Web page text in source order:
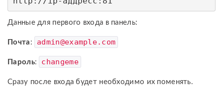
Данные для первого входа в панель:
Почта : admin@example.com
Пароль: changeme
Сразу после входа будет необходимо их поменять.